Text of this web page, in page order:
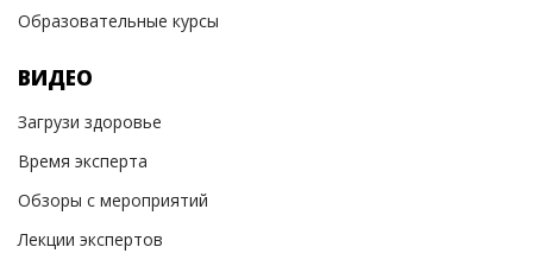
Образовательные курсы
ВИДЕО
Загрузи здоровье
Время эксперта
Обзоры с мероприятий
Лекции экспертов